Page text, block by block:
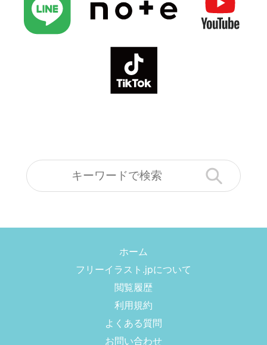
ホーム
フリーイラスト.jpについて
閲覧履歴
利用規約
よくある質問
お問い合わせ